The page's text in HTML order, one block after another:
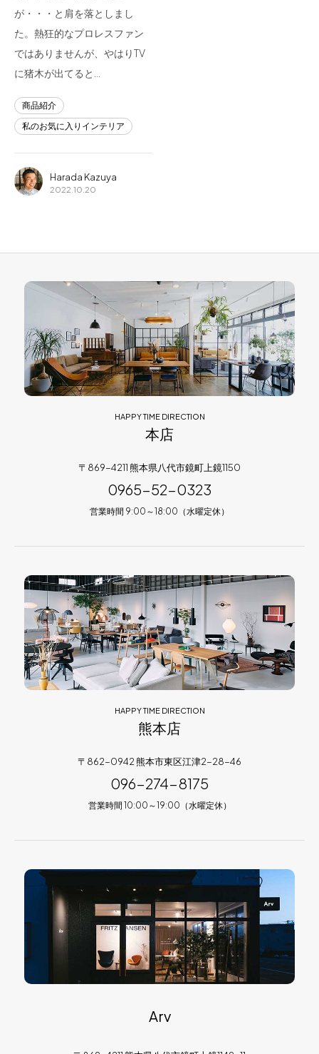
フラッグシップストア
熊本店
Arv
が・・・と肩を落としまし
た。熱狂的なプロレスファン
ではありませんが、やはりTV
に猪木が出てると…
商品紹介
私のお気に入りインテリア
Harada Kazuya
2022.10.20
HAPPY TIME DIRECTION
本店
〒869-4211 熊本県八代市鏡町上鏡1150
0965-52-0323
営業時間 9:00～18:00（水曜定休）
HAPPY TIME DIRECTION
熊本店
〒862-0942 熊本市東区江津2-28-46
096-274-8175
営業時間 10:00～19:00（水曜定休）
Arv